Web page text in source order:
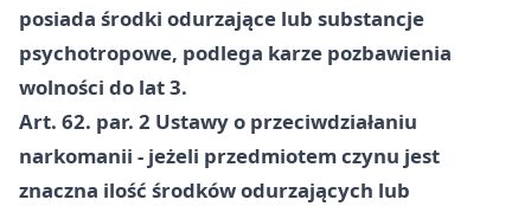
posiada środki odurzające lub substancje
psychotropowe, podlega karze pozbawienia
wolności do lat 3.
Art. 62. par. 2 Ustawy o przeciwdziałaniu
narkomanii - jeżeli przedmiotem czynu jest
znaczna ilość środków odurzających lub